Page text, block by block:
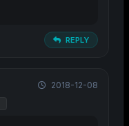
REPLY
2018-12-08